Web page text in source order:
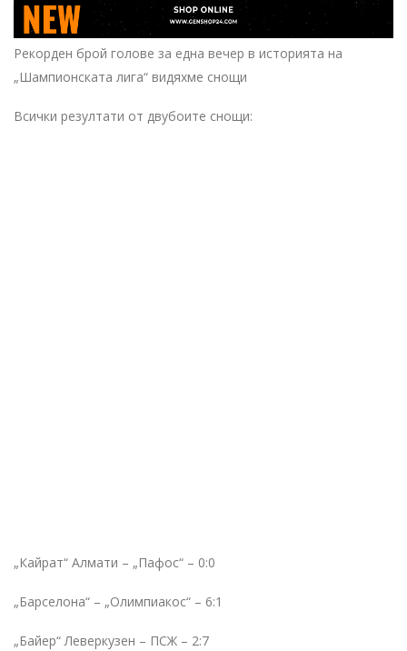
Рекорден брой голове за една вечер в историята на
„Шампионската лига“ видяхме снощи
Всички резултати от двубоите снощи:
„Кайрат“ Алмати – „Пафос“ – 0:0
„Барселона“ – „Олимпиакос“ – 6:1
„Байер“ Леверкузен – ПСЖ – 2:7